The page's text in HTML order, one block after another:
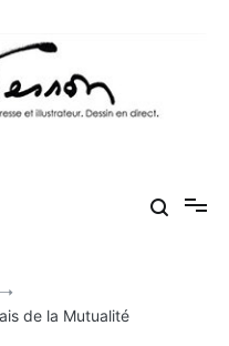
cartoonist.
Illustration et dessin
de la Mutualité